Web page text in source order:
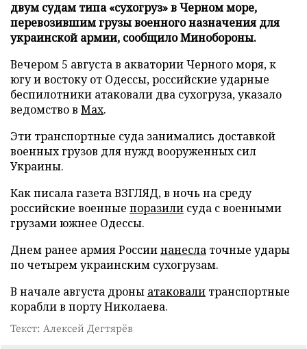
двум судам типа «сухогруз» в Черном море,
перевозившим грузы военного назначения для
украинской армии, сообщило Минобороны.
Вечером 5 августа в акватории Черного моря, к
югу и востоку от Одессы, российские ударные
беспилотники атаковали два сухогруза, указало
ведомство в Max.
Эти транспортные суда занимались доставкой
военных грузов для нужд вооруженных сил
Украины.
Как писала газета ВЗГЛЯД, в ночь на среду
российские военные поразили суда с военными
грузами южнее Одессы.
Днем ранее армия Россиинанесла точные удары
по четырем украинским сухогрузам.
В начале августа дроны атаковали транспортные
корабли в порту Николаева.
Текст: Алексей Дегтярёв